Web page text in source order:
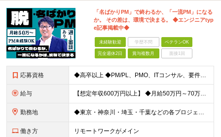
「名ばかりPM」で終わるか、「一流PM」になる
か。 その差は、環境で決まる。 ◆エンジニアtyp
e記事掲載中◆
未経験歓迎 学歴不問 ベテランOK
完全週休2日 賞与複数月 面接1回
応募資格 ◆高卒以上 ◆PM/PL、PMO、ITコンサル、要件定義、顧客折衝いずれかの経験をお持ちの方 ～こんな方に向いています～ ・代表とフラットにキャリアや給与の相談をしたい ・火消しや目先の調整だけで
給与 【想定年収600万円以上】 ◆月給50万円～70万円＋賞与年2回 ※経験・年齢・能力を考慮の上、当社規定により優遇いたします ※試用期間1ヶ月あり、待遇等に差異なし ※残業代別途全額支給 〈スキル別
勤務地 ◆東京・神奈川・埼玉・千葉などの各プロジェクト先 ※希望勤務地を考慮します。 ※お客様先の9割は、東京23区内です。 ※転居を伴う転勤はありません。 ※フルリモートの場合は原則客先常駐となります。
働き方 リモートワークがメイン